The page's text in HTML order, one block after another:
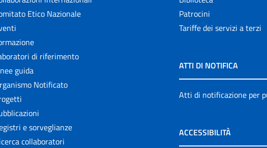
Etico Nazionale
di riferimento
guida
Notificato
e sorveglianze
collaboratori
Patrocini
Tariffe dei servizi a terzi
ATTI DI NOTIFICA
Atti di notificazione per
ACCESSIBILITÀ